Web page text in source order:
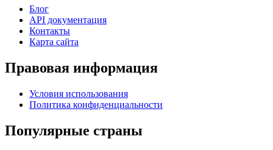
Блог
API документация
Контакты
Карта сайта
Правовая информация
Условия использования
Политика конфиденциальности
Популярные страны